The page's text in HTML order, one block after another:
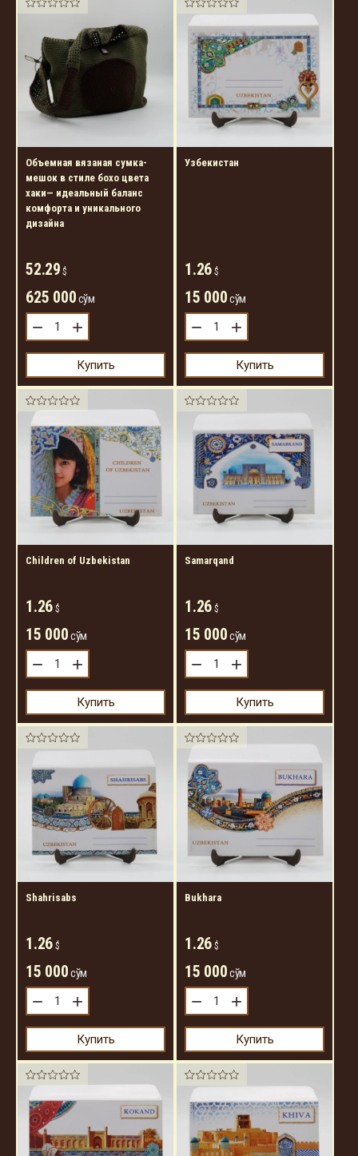
Объемная вязаная сумка-
мешок в стиле бохо цвета
хаки— идеальный баланс
комфорта и уникального
дизайна
52.29 $
625 000сўм
− +
Купить
Узбекистан
1.26 $
15 000сўм
− +
Купить
Children of Uzbekistan
1.26 $
15 000сўм
− +
Купить
Samarqand
1.26 $
15 000сўм
− +
Купить
Shahrisabs
1.26 $
15 000сўм
− +
Купить
Bukhara
1.26 $
15 000сўм
− +
Купить